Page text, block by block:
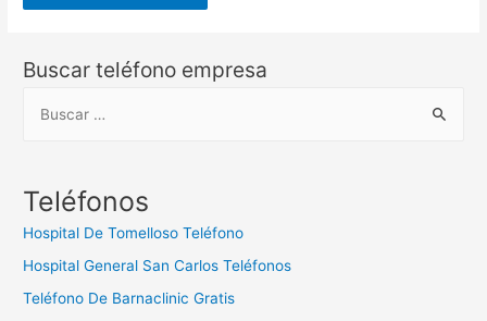
Buscar teléfono empresa
c
:
Teléfonos
Hospital De Tomelloso Teléfono
Hospital General San Carlos Teléfonos
Teléfono De Barnaclinic Gratis